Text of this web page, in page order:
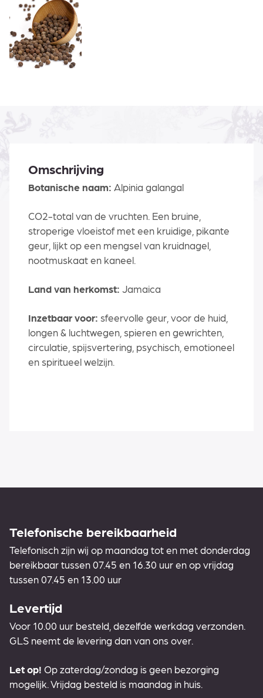
Omschrijving
Botanische naam: Alpinia galangal
CO2-total van de vruchten. Een bruine,
stroperige vloeistof met een kruidige, pikante
geur, lijkt op een mengsel van kruidnagel,
nootmuskaat en kaneel.
Land van herkomst: Jamaica
Inzetbaar voor: sfeervolle geur, voor de huid,
longen & luchtwegen, spieren en gewrichten,
circulatie, spijsvertering, psychisch, emotioneel
en spiritueel welzijn.
Telefonische bereikbaarheid
Telefonisch zijn wij op maandag tot en met donderdag
bereikbaar tussen 07.45 en 16.30 uur en op vrijdag
tussen 07.45 en 13.00 uur
Levertijd
Voor 10.00 uur besteld, dezelfde werkdag verzonden.
GLS neemt de levering dan van ons over.
Let op! Op zaterdag/zondag is geen bezorging
mogelijk. Vrijdag besteld is maandag in huis.